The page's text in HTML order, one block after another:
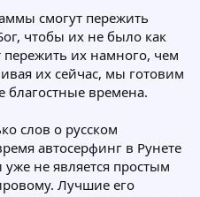
смогут пережить
чтобы их не было как
их намного, чем
их сейчас, мы готовим
благостные времена.
слов о русском
автосерфинг в Рунете
не является простым
Лучшие его